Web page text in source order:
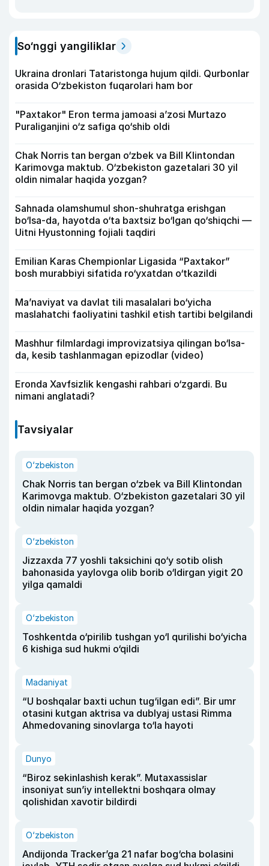
So‘nggi yangiliklar
Ukraina dronlari Tataristonga hujum qildi. Qurbonlar
orasida O‘zbekiston fuqarolari ham bor
"Paxtakor" Eron terma jamoasi a’zosi Murtazo
Puraliganjini o‘z safiga qo‘shib oldi
Chak Norris tan bergan o‘zbek va Bill Klintondan
Karimovga maktub. O‘zbekiston gazetalari 30 yil
oldin nimalar haqida yozgan?
Sahnada olamshumul shon-shuhratga erishgan
bo‘lsa-da, hayotda o‘ta baxtsiz bo‘lgan qo‘shiqchi —
Uitni Hyustonning fojiali taqdiri
Emilian Karas Chempionlar Ligasida “Paxtakor”
bosh murabbiyi sifatida ro‘yxatdan o‘tkazildi
Ma’naviyat va davlat tili masalalari bo‘yicha
maslahatchi faoliyatini tashkil etish tartibi belgilandi
Mashhur filmlardagi improvizatsiya qilingan bo‘lsa-
da, kesib tashlanmagan epizodlar (video)
Eronda Xavfsizlik kengashi rahbari o‘zgardi. Bu
nimani anglatadi?
Tavsiyalar
O‘zbekiston
Chak Norris tan bergan o‘zbek va Bill Klintondan
Karimovga maktub. O‘zbekiston gazetalari 30 yil
oldin nimalar haqida yozgan?
O‘zbekiston
Jizzaxda 77 yoshli taksichini qo‘y sotib olish
bahonasida yaylovga olib borib o‘ldirgan yigit 20
yilga qamaldi
O‘zbekiston
Toshkentda o‘pirilib tushgan yo‘l qurilishi bo‘yicha
6 kishiga sud hukmi o‘qildi
Madaniyat
“U boshqalar baxti uchun tug‘ilgan edi”. Bir umr
otasini kutgan aktrisa va dublyaj ustasi Rimma
Ahmedovaning sinovlarga to‘la hayoti
Dunyo
“Biroz sekinlashish kerak”. Mutaxassislar
insoniyat sun’iy intellektni boshqara olmay
qolishidan xavotir bildirdi
O‘zbekiston
Andijonda Tracker’ga 21 nafar bog‘cha bolasini